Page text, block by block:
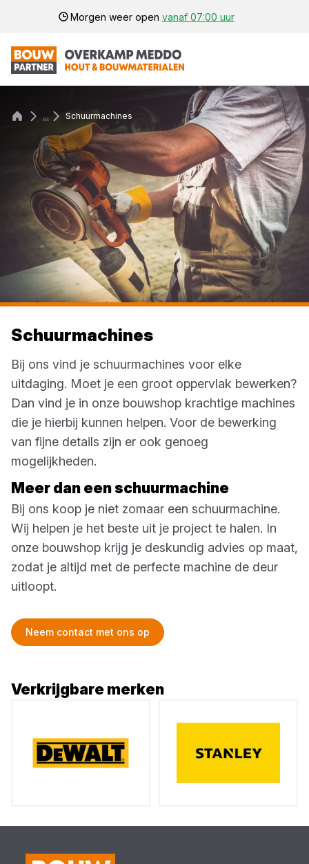
Morgen weer open vanaf 07:00 uur
... Schuurmachines
Schuurmachines
Bij ons vind je schuurmachines voor elke
uitdaging. Moet je een groot oppervlak bewerken?
Dan vind je in onze bouwshop krachtige machines
die je hierbij kunnen helpen. Voor de bewerking
van fijne details zijn er ook genoeg
mogelijkheden.
Meer dan een schuurmachine
Bij ons koop je niet zomaar een schuurmachine.
Wij helpen je het beste uit je project te halen. In
onze bouwshop krijg je deskundig advies op maat,
zodat je altijd met de perfecte machine de deur
uitloopt.
Neem contact met ons op
Verkrijgbare merken